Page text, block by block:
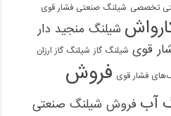
تخصصی شیلنگ صنعتی فشار قوی
شیلنگ منجید دار
قوی شیلنگ گاز شیلنگ گاز ارزان
فشار قوی فروش
آب فروش شیلنگ صنعتی